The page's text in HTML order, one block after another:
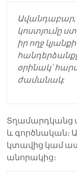
Ավանդաբար,
կոստյումը
իր ողջ
օրինակ՝
ժամանակ:
Տղամարդկանց
և գործնական։
կտավից կամ
անորակից։